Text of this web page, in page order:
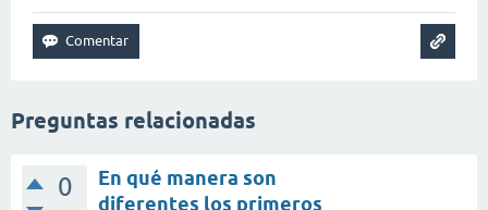
Preguntas relacionadas
0
En qué manera son
diferentes los primeros